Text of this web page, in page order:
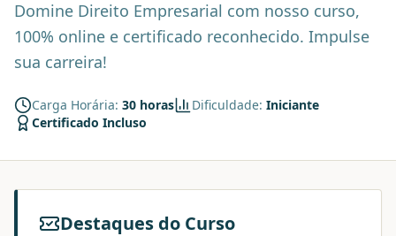
Domine Direito Empresarial com nosso curso,
100% online e certificado reconhecido. Impulse
sua carreira!
Carga Horária: 30 horas Dificuldade: Iniciante
Certificado Incluso
Destaques do Curso